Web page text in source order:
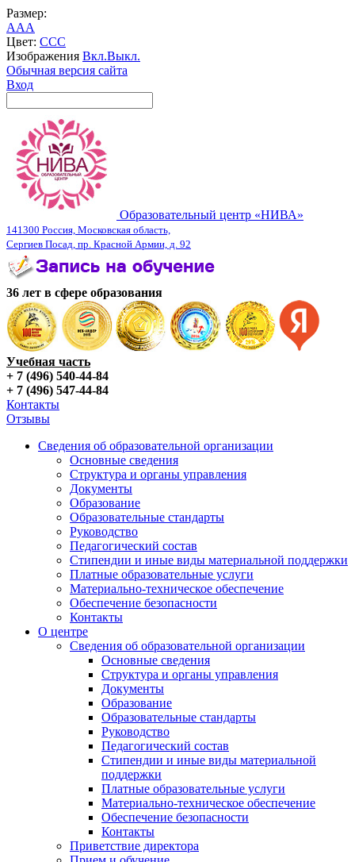
Размер:
AAA
Цвет: CCC
Изображения Вкл.Выкл.
Обычная версия сайта
Вход
Образовательный центр «НИВА»
141300 Россия, Московская область,
Сергиев Посад, пр. Красной Армии, д. 92
36 лет в сфере образования
Учебная часть
+ 7 (496) 540-44-84
+ 7 (496) 547-44-84
Контакты
Отзывы
Сведения об образовательной организации
Основные сведения
Структура и органы управления
Документы
Образование
Образовательные стандарты
Руководство
Педагогический состав
Стипендии и иные виды материальной поддержки
Платные образовательные услуги
Материально-техническое обеспечение
Обеспечение безопасности
Контакты
О центре
Сведения об образовательной организации
Основные сведения
Структура и органы управления
Документы
Образование
Образовательные стандарты
Руководство
Педагогический состав
Стипендии и иные виды материальной
поддержки
Платные образовательные услуги
Материально-техническое обеспечение
Обеспечение безопасности
Контакты
Приветствие директора